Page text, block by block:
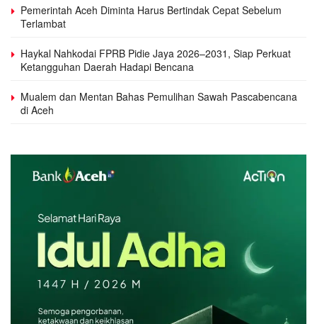
Pemerintah Aceh Diminta Harus Bertindak Cepat Sebelum
Terlambat
Haykal Nahkodai FPRB Pidie Jaya 2026–2031, Siap Perkuat
Ketangguhan Daerah Hadapi Bencana
Mualem dan Mentan Bahas Pemulihan Sawah Pascabencana
di Aceh